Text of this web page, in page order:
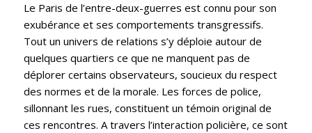
Le Paris de l’entre-deux-guerres est connu pour son
exubérance et ses comportements transgressifs.
Tout un univers de relations s’y déploie autour de
quelques quartiers ce que ne manquent pas de
déplorer certains observateurs, soucieux du respect
des normes et de la morale. Les forces de police,
sillonnant les rues, constituent un témoin original de
ces rencontres. A travers l’interaction policière, ce sont